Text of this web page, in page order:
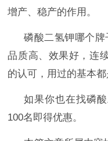
增产、稳产的作用。
磷酸二氢钾哪个牌
品质高、效果好，连
的认可，用过的基本都
如果你也在找磷
100名即得优惠。